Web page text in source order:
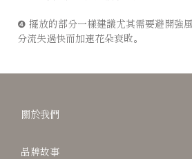
❹ 擺放的部分一樣建議尤其需要避開強
分流失過快而加速花朵衰敗。
關於我們
品牌故事